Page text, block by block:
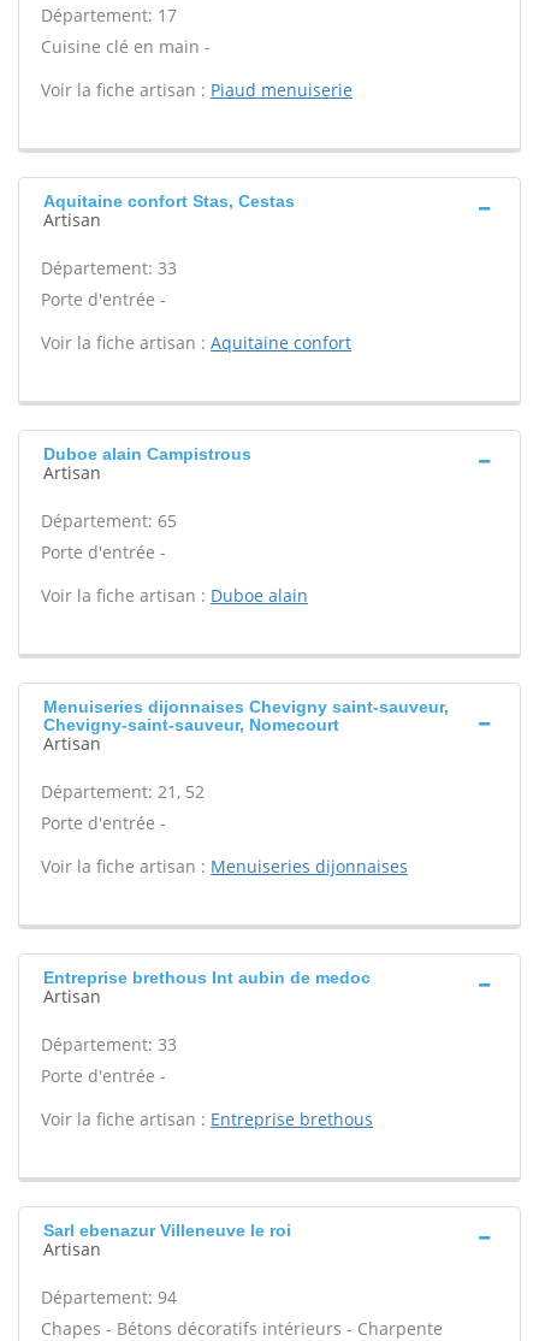
Département: 17
Cuisine clé en main -
Voir la fiche artisan : Piaud menuiserie
Aquitaine confort Stas, Cestas
Artisan
Département: 33
Porte d'entrée -
Voir la fiche artisan : Aquitaine confort
Duboe alain Campistrous
Artisan
Département: 65
Porte d'entrée -
Voir la fiche artisan : Duboe alain
Menuiseries dijonnaises Chevigny saint-sauveur,
Chevigny-saint-sauveur, Nomecourt
Artisan
Département: 21, 52
Porte d'entrée -
Voir la fiche artisan : Menuiseries dijonnaises
Entreprise brethous Int aubin de medoc
Artisan
Département: 33
Porte d'entrée -
Voir la fiche artisan : Entreprise brethous
Sarl ebenazur Villeneuve le roi
Artisan
Département: 94
Chapes - Bétons décoratifs intérieurs - Charpente